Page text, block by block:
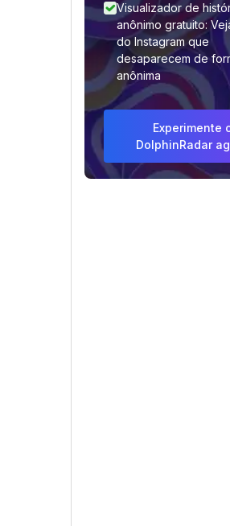
Visualizador de
anônimo gratuito:
do Instagram que
desaparecem de
anônima
Experimente
DolphinRadar